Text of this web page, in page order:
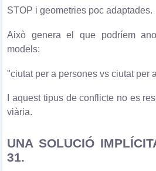
STOP i geometries poc adaptades.
Això genera el que podríem
models:
"ciutat per a persones vs ciutat per
I aquest tipus de conflicte no es
viària.
UNA SOLUCIÓ
31.